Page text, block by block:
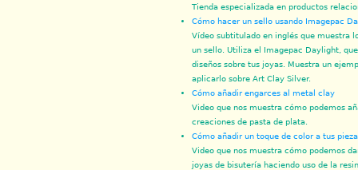
Tienda especializada en productos
Cómo hacer un sello usando Imagepac
Vídeo subtitulado en inglés que muestra
un sello. Utiliza el Imagepac Daylight,
diseños sobre tus joyas. Muestra un
aplicarlo sobre Art Clay Silver.
Cómo añadir engarces al metal clay
Video que nos muestra cómo podemos
creaciones de pasta de plata.
Cómo añadir un toque de color a tus
Video que nos muestra cómo podemos
joyas de bisutería haciendo uso de la